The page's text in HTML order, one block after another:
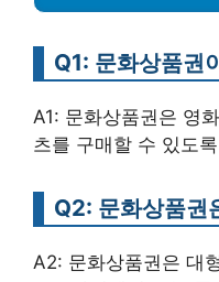
Q1: 문화상품권
A1: 문화상품권은 영
츠를 구매할 수 있도
Q2: 문화상품권
A2: 문화상품권은 대